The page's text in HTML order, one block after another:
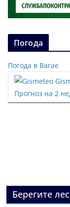
Погода
Погода в Вагае
Прогноз на 2
Берегите